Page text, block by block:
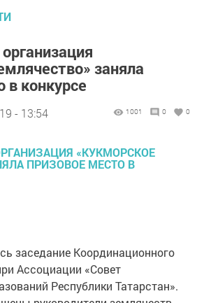
заняла
в конкурсе
- 13:54 1001 0 0
заседание Координационного
Ассоциации «Совет
Республики Татарстан».